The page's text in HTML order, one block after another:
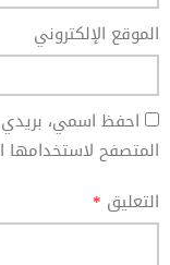
الموقع الإلكتروني
احفظ اسمي، بريدي
المتصفح لاستخدامها
التعليق *